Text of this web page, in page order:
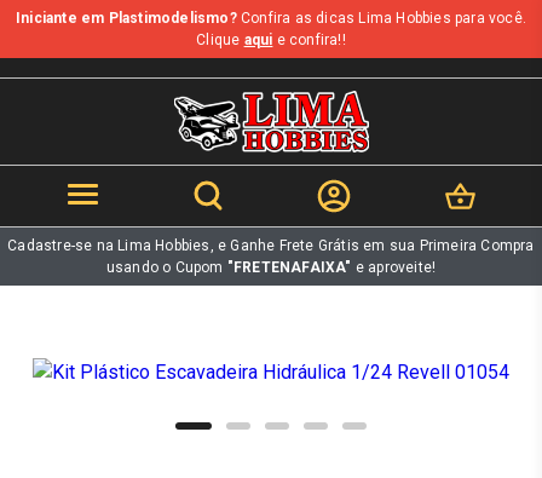
b
Iniciante em Plastimodelismo?Confira as dicas Lima Hobbies para você.
Clique aqui e confira!!
Cadastre-se na Lima Hobbies, e Ganhe Frete Grátis em sua Primeira Compra
usando o Cupom "FRETENAFAIXA" e aproveite!